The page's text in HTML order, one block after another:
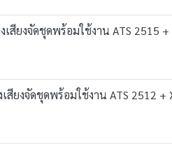
งเสียงจัดชุดพร้อมใช้งาน ATS 2515
เสียงจัดชุดพร้อมใช้งาน ATS 2512